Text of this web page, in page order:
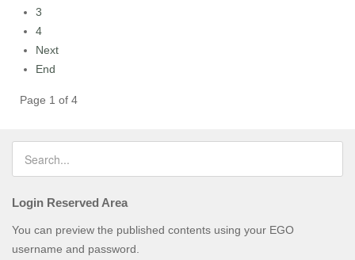
3
4
Next
End
Page 1 of 4
Login Reserved Area
You can preview the published contents using your EGO
username and password.